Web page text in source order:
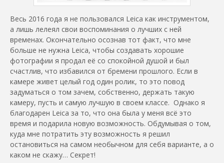
Весь 2016 года я не пользовался Leica как инструментом,
а лишь лелеял свои воспоминания о лучших с ней
временах. Окончательно осознав тот факт, что мне
больше не нужна Leica, чтобы создавать хорошие
фотографии я продал её со спокойной душой и был
счастлив, что избавился от бремени прошлого. Если в
камере живет целый год один ролик, то это повод
задуматься о том зачем, собственно, держать такую
камеру, пусть и самую лучшую в своем классе. Однако я
благодарен Leica за то, что она была у меня всё это
время и подарила новую возможность. Обдумывая о том,
куда мне потратить эту возможность я решил
остановиться на самом необычном для себя варианте, а о
каком не скажу… Секрет!